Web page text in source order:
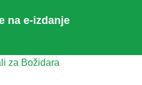
na e-izdanje